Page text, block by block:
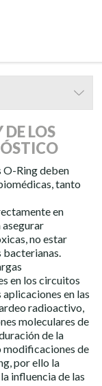
LOS
O-Ring deben
tanto
en
no estar
bacterianas.
en los circuitos
aplicaciones en las
radioactivo,
moleculares de
de la
modificaciones de
por ello la
influencia de las